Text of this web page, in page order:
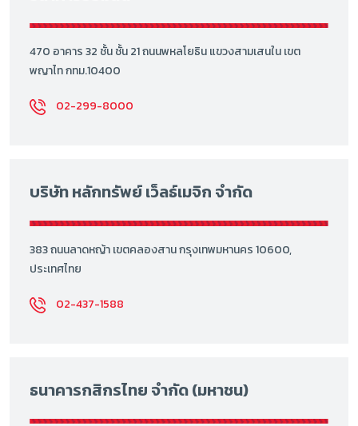
470 อาคาร 32 ชั้น ชั้น 21 ถนนพหลโยธิน แขวงสามเสนใน เขต
พญาไท กทม.10400
02-299-8000
บริษัท หลักทรัพย์ เว็ลธ์เมจิก จำกัด
383 ถนนลาดหญ้า เขตคลองสาน กรุงเทพมหานคร 10600,
ประเทศไทย
02-437-1588
ธนาคารกสิกรไทย จำกัด (มหาชน)